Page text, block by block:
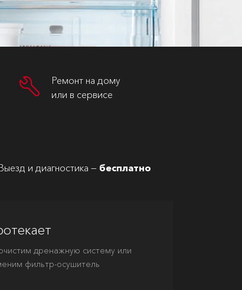
Ремонт на дому
или в сервисе
и диагностика — бесплатно
дренажную систему или
фильтр-осушитель